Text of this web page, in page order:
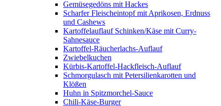
Gemüsegedöns mit Hackes
Scharfer Fleischeintopf mit Aprikosen, Erdnuss
und Cashews
Kartoffelauflauf Schinken/Käse mit Curry-
Sahnesauce
Kartoffel-Räucherlachs-Auflauf
Zwiebelkuchen
Kürbis-Kartoffel-Hackfleisch-Auflauf
Schmorgulasch mit Petersilienkarotten und
Klößen
Huhn in Spitzmorchel-Sauce
Chili-Käse-Burger